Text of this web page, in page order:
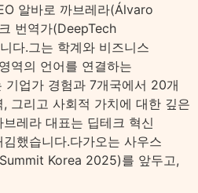
알바로 까브레라(Álvaro
번역가(DeepTech
다.그는 학계와 비즈니스
역의 언어를 연결하는
기업가 경험과 7개국에서 20개
그리고 사회적 가치에 대한 깊은
레라 대표는 딥테크 혁신
했습니다.다가오는 사우스
Korea 2025)를 앞두고,